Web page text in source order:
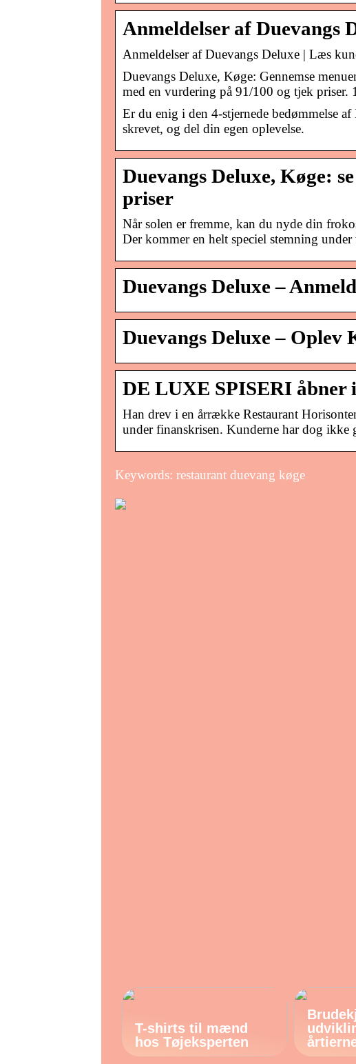
Anmeldelser af Duevangs
Anmeldelser af Duevangs Deluxe | Læs
Duevangs Deluxe, Køge: Gennemse
med en vurdering på 91/100 og tjek priser.
Er du enig i den 4-stjernede bedømmelse
skrevet, og del din egen oplevelse.
Duevangs Deluxe, Køge:
priser
Når solen er fremme, kan du nyde din
Der kommer en helt speciel stemning
Duevangs Deluxe –
Duevangs Deluxe – Oplev
DE LUXE SPISERI
Han drev i en årrække Restaurant
under finanskrisen. Kunderne har dog ikke
Keywords: restaurant duevang køge
T-shirts til mænd
hos Tøjeksperten